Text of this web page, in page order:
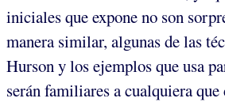
iniciales que expone no son
manera similar, algunas de las
Hurson y los ejemplos que usa
serán familiares a cualquiera que